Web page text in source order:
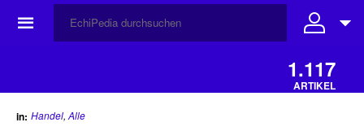
☰
1.117
ARTIKEL
in: Handel, Alle